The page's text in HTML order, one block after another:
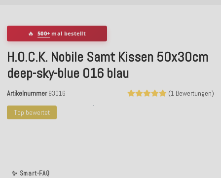
Top bewertet
✨ Smart-FAQ
🔥 500+ mal bestellt
H.O.C.K. Nobile Samt Kissen 50x30cm
deep-sky-blue 016 blau
(1 Bewertungen)
Artikelnummer 93016